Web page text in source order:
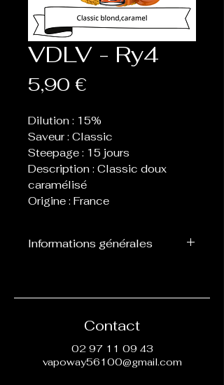
VDLV - Ry4
5,90 €
Dilution : 15%
Saveur : Classic
Steepage : 15 jours
Description : Classic doux
caramélisé
Origine : France
Informations générales
peut pas être vapoté
Contact
02 97 11 09 43
vapoway56100@gmail.com